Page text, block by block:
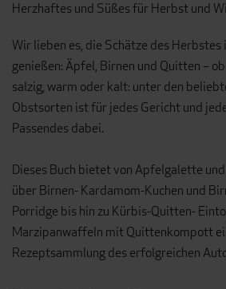
Herzhaftes und Süßes für Herbst und
Wir lieben es, die Schätze des Herbstes
genießen: Äpfel, Birnen und Quitten –
salzig, warm oder kalt: unter den
Obstsorten ist für jedes Gericht und
Passendes dabei.
Dieses Buch bietet von Apfelgalette
über Birnen- Kardamom-Kuchen und
Porridge bis hin zu Kürbis-Quitten-
Marzipanwaffeln mit Quittenkompott
Rezeptsammlung des erfolgreichen